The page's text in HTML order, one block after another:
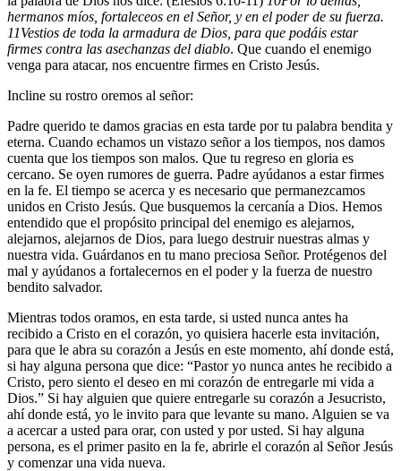
hermanos míos, fortaleceos en el Señor, y en el poder de su fuerza.
11Vestios de toda la armadura de Dios, para que podáis estar
firmes contra las asechanzas del diablo. Que cuando el enemigo
venga para atacar, nos encuentre firmes en Cristo Jesús.
Incline su rostro oremos al señor:
Padre querido te damos gracias en esta tarde por tu palabra bendita y
eterna. Cuando echamos un vistazo señor a los tiempos, nos damos
cuenta que los tiempos son malos. Que tu regreso en gloria es
cercano. Se oyen rumores de guerra. Padre ayúdanos a estar firmes
en la fe. El tiempo se acerca y es necesario que permanezcamos
unidos en Cristo Jesús. Que busquemos la cercanía a Dios. Hemos
entendido que el propósito principal del enemigo es alejarnos,
alejarnos, alejarnos de Dios, para luego destruir nuestras almas y
nuestra vida. Guárdanos en tu mano preciosa Señor. Protégenos del
mal y ayúdanos a fortalecernos en el poder y la fuerza de nuestro
bendito salvador.
Mientras todos oramos, en esta tarde, si usted nunca antes ha
recibido a Cristo en el corazón, yo quisiera hacerle esta invitación,
para que le abra su corazón a Jesús en este momento, ahí donde está,
si hay alguna persona que dice: “Pastor yo nunca antes he recibido a
Cristo, pero siento el deseo en mi corazón de entregarle mi vida a
Dios.” Si hay alguien que quiere entregarle su corazón a Jesucristo,
ahí donde está, yo le invito para que levante su mano. Alguien se va
a acercar a usted para orar, con usted y por usted. Si hay alguna
persona, es el primer pasito en la fe, abrirle el corazón al Señor Jesús
y comenzar una vida nueva.